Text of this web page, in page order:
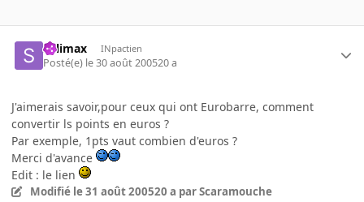
Salimax INpactien
Posté(e) le 30 août 200520 a
J'aimerais savoir,pour ceux qui ont Eurobarre, comment
convertir ls points en euros ?
Par exemple, 1pts vaut combien d'euros ?
Merci d'avance
Edit : le lien
Modifié le 31 août 200520 a par Scaramouche